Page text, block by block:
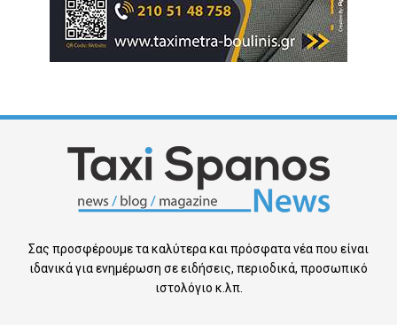
Σας προσφέρουμε τα καλύτερα και πρόσφατα νέα που είναι
ιδανικά για ενημέρωση σε ειδήσεις, περιοδικά, προσωπικό
ιστολόγιο κ.λπ.